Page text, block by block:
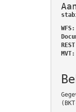
WFS:
MVT: